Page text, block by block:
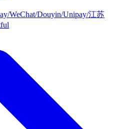
WeChat/Douyin/Unipay/江苏